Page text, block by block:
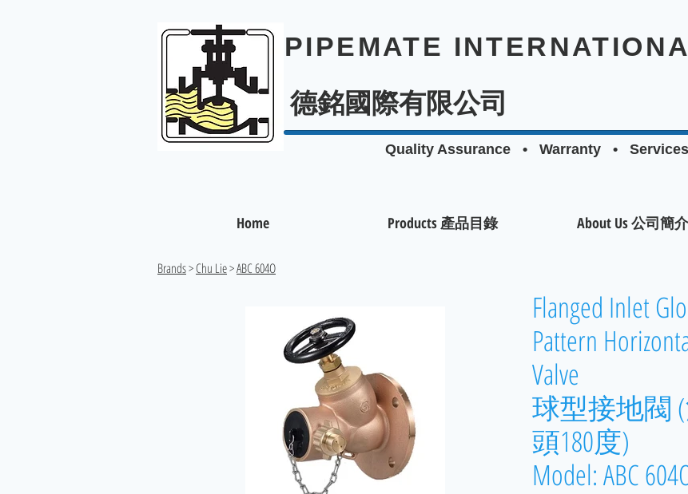
PIPEMATE
德銘國際有限公司
Quality Assurance • Warranty • Services
Home Products 產品目錄 About Us 公司簡介
Brands>Chu Lie>ABC 604O
Flanged Inlet
Pattern
Valve
球型接地閥
頭180度)
Model: ABC